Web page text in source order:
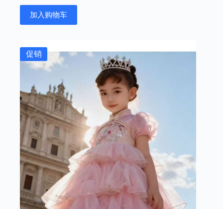
为：
¥2,998.00。
价
格
为：
加入购物车
促销